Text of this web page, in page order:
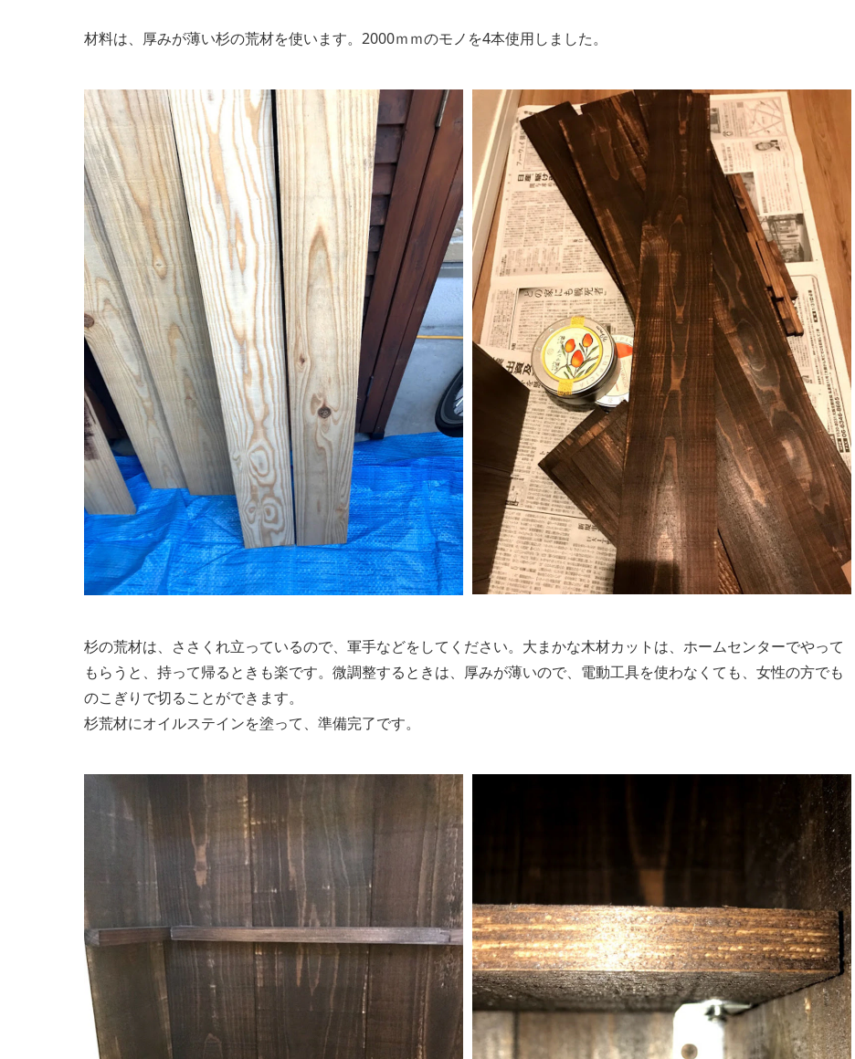
材料は、厚みが薄い杉の荒材を使います。2000ｍｍのモノを4本使用しました。
杉の荒材は、ささくれ立っているので、軍手などをしてください。大まかな木材カットは、ホームセンターでやって
もらうと、持って帰るときも楽です。微調整するときは、厚みが薄いので、電動工具を使わなくても、女性の方でも
のこぎりで切ることができます。
杉荒材にオイルステインを塗って、準備完了です。